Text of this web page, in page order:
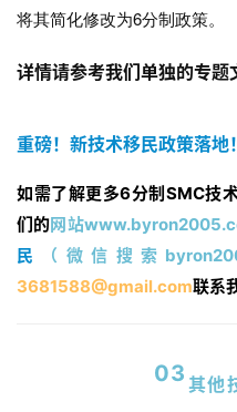
西
学
访
问
签
证
将其简化修改为6分制政策。
详情请参考我们单独的专题
重磅！新技术移民政策落地
如需了解更多6分制SMC技
们的网站
民
（微信搜索
3681588@gmail.com联系
03其他